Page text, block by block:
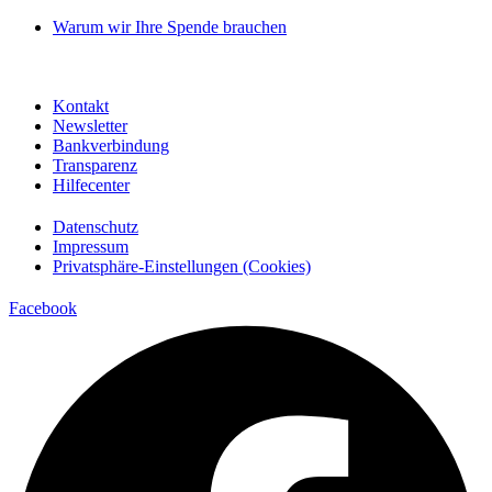
Warum wir Ihre Spende brauchen
Kontakt
Newsletter
Bankverbindung
Transparenz
Hilfecenter
Datenschutz
Impressum
Privatsphäre-Einstellungen (Cookies)
Facebook